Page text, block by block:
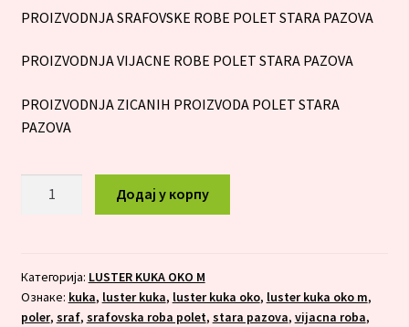
PROIZVODNJA SRAFOVSKE ROBE POLET STARA PAZOVA
PROIZVODNJA VIJACNE ROBE POLET STARA PAZOVA
PROIZVODNJA ZICANIH PROIZVODA POLET STARA
PAZOVA
8x190
количина
Додај у корпу
Категорија: LUSTER KUKA OKO M
Ознаке: kuka, luster kuka, luster kuka oko, luster kuka oko m,
poler, sraf, srafovska roba polet, stara pazova, vijacna roba,